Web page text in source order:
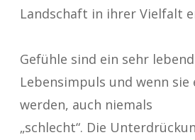
Landschaft in ihrer Vielfalt
Gefühle sind ein sehr
Lebensimpuls und wenn
werden, auch niemals
„schlecht“. Die